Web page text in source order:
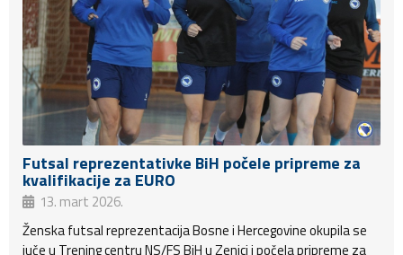
Futsal reprezentativke BiH počele pripreme za
kvalifikacije za EURO
13. mart 2026.
Ženska futsal reprezentacija Bosne i Hercegovine okupila se
juče u Trening centru NS/FS BiH u Zenici i počela pripreme za